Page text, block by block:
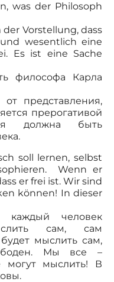
was der Philosoph
Vorstellung, dass
wesentlich eine
Es ist eine Sache
философа Карла
представления,
прерогативой
должна быть
soll lernen, selbst
Wenn er
er frei ist. Wir sind
können! In dieser
каждый человек
сам, сам
мыслить сам,
Мы все –
могут мыслить! В